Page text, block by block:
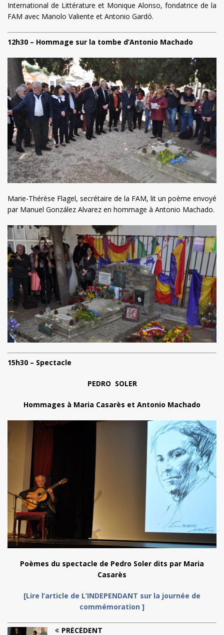
International de Littérature et Monique Alonso, fondatrice de la
FAM avec Manolo Valiente et Antonio Gardó.
12h30 – Hommage sur la tombe d’Antonio Machado
Marie-Thérèse Flagel, secrétaire de la FAM, lit un poème envoyé
par Manuel González Alvarez en hommage à Antonio Machado.
15h30 – Spectacle
PEDRO SOLER
Hommages à Maria Casarès et Antonio Machado
Poèmes du spectacle de Pedro Soler dits par Maria
Casarès
[Lire l’article de L’INDEPENDANT sur la journée de
commémoration ]
PRÉCÉDENT